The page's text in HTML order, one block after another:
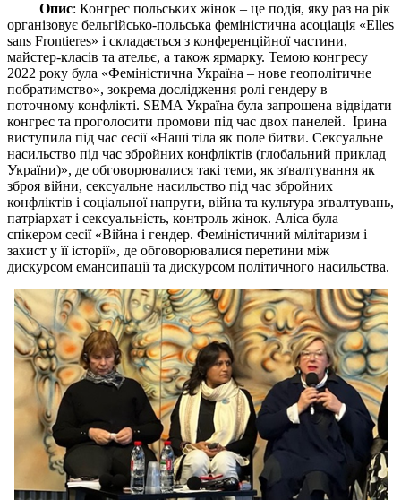
Опис: Конгрес польських жінок – це подія, яку раз на рік
організовує бельгійсько-польська феміністична асоціація «Elles
sans Frontieres» і складається з конференційної частини,
майстер-класів та ательє, а також ярмарку. Темою конгресу
2022 року була «Феміністична Україна – нове геополітичне
побратимство», зокрема дослідження ролі гендеру в
поточному конфлікті. SEMA Україна була запрошена відвідати
конгрес та проголосити промови під час двох панелей. Ірина
виступила під час сесії «Наші тіла як поле битви. Сексуальне
насильство під час збройних конфліктів (глобальний приклад
України)», де обговорювалися такі теми, як зґвалтування як
зброя війни, сексуальне насильство під час збройних
конфліктів і соціальної напруги, війна та культура зґвалтувань,
патріархат і сексуальність, контроль жінок. Аліса була
спікером сесії «Війна і гендер. Феміністичний мілітаризм і
захист у її історії», де обговорювалися перетини між
дискурсом емансипації та дискурсом політичного насильства.